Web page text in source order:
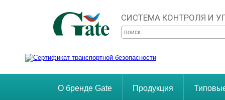
СИСТЕМА КОНТРОЛЯ И
О бренде Gate Продукция